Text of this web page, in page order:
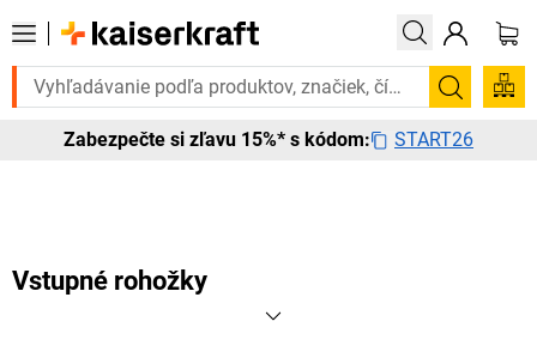
to urgentne? Vybrané bestsellery doručíme do 72 hodín. Objavte
Zabezpečte si zľavu 15%* s kódom: START26
Vstupné rohožky